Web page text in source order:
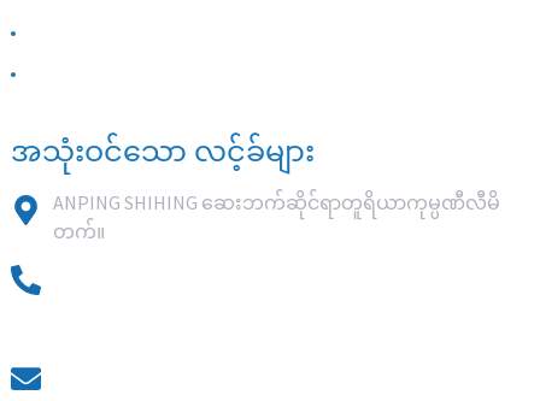
အသုံးဝင်သော လင့်ခ်များ
ANPING SHIHING ဆေးဘက်ဆိုင်ရာတူရိယာကုမ္ပဏီလီမိ
တက်။